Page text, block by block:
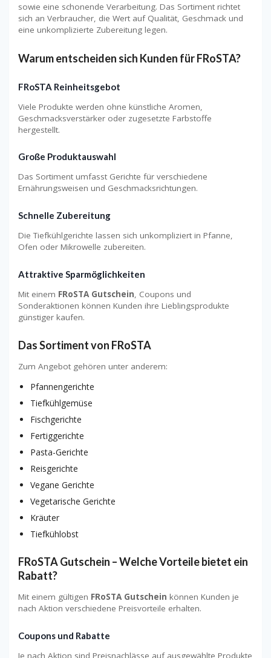
sowie eine schonende Verarbeitung. Das Sortiment richtet
sich an Verbraucher, die Wert auf Qualität, Geschmack und
eine unkomplizierte Zubereitung legen.
Warum entscheiden sich Kunden für FRoSTA?
FRoSTA Reinheitsgebot
Viele Produkte werden ohne künstliche Aromen,
Geschmacksverstärker oder zugesetzte Farbstoffe
hergestellt.
Große Produktauswahl
Das Sortiment umfasst Gerichte für verschiedene
Ernährungsweisen und Geschmacksrichtungen.
Schnelle Zubereitung
Die Tiefkühlgerichte lassen sich unkompliziert in Pfanne,
Ofen oder Mikrowelle zubereiten.
Attraktive Sparmöglichkeiten
Mit einem FRoSTA Gutschein, Coupons und
Sonderaktionen können Kunden ihre Lieblingsprodukte
günstiger kaufen.
Das Sortiment von FRoSTA
Zum Angebot gehören unter anderem:
Pfannengerichte
Tiefkühlgemüse
Fischgerichte
Fertiggerichte
Pasta-Gerichte
Reisgerichte
Vegane Gerichte
Vegetarische Gerichte
Kräuter
Tiefkühlobst
FRoSTA Gutschein – Welche Vorteile bietet ein
Rabatt?
Mit einem gültigen FRoSTA Gutschein können Kunden je
nach Aktion verschiedene Preisvorteile erhalten.
Coupons und Rabatte
Je nach Aktion sind Preisnachlässe auf ausgewählte Produkte